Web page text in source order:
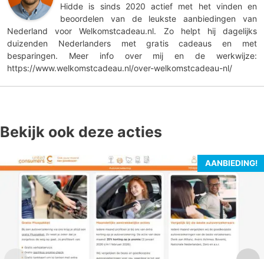
Hidde is sinds 2020 actief met het vinden en
beoordelen van de leukste aanbiedingen van
Nederland voor Welkomstcadeau.nl. Zo helpt hij dagelijks
duizenden Nederlanders met gratis cadeaus en met
besparingen. Meer info over mij en de werkwijze:
https://www.welkomstcadeau.nl/over-welkomstcadeau-nl/
Bekijk ook deze acties
AANBIEDING!